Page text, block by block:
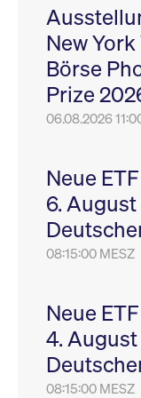
New
Börse
Prize
06.08.2026
Neue
6.
08:15:00 MESZ
Neue
4.
08:15:00 MESZ